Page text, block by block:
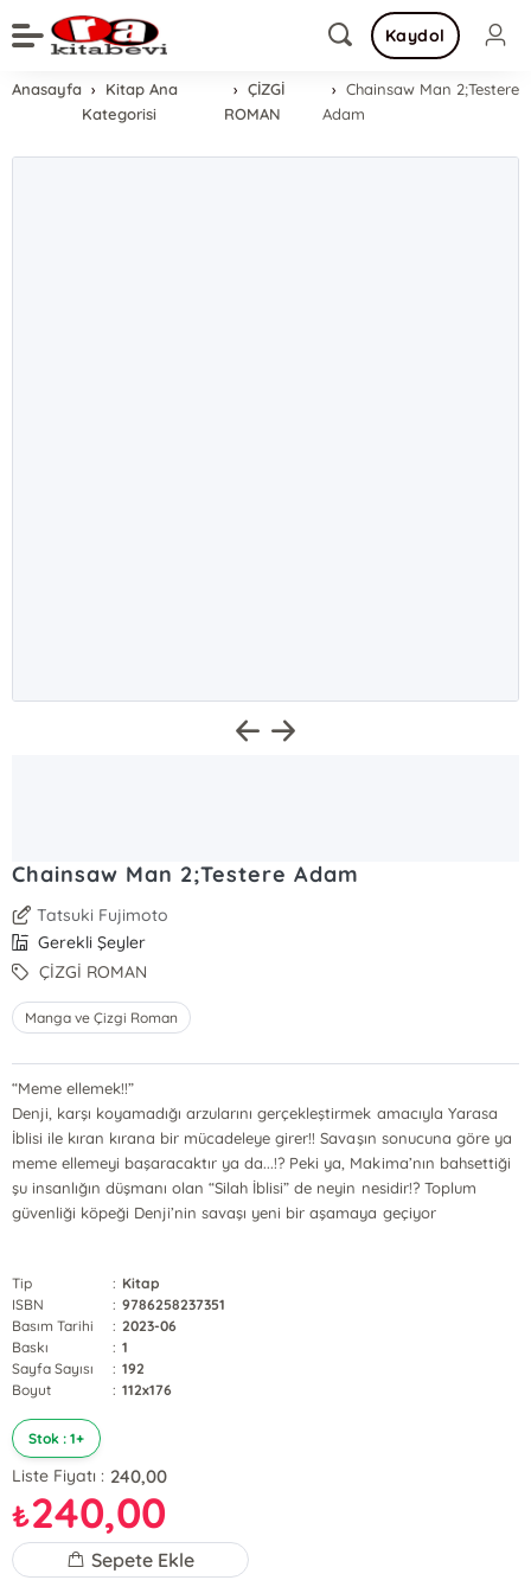
Kaydol
Anasayfa
Kitap Ana
Kategorisi
ÇİZGİ
ROMAN
Chainsaw Man 2;Testere
Adam
Chainsaw Man 2;Testere Adam
Tatsuki Fujimoto
Gerekli Şeyler
ÇİZGİ ROMAN
Manga ve Çizgi Roman
“Meme ellemek!!”
Denji, karşı koyamadığı arzularını gerçekleştirmek amacıyla Yarasa
İblisi ile kıran kırana bir mücadeleye girer!! Savaşın sonucuna göre ya
meme ellemeyi başaracaktır ya da...!? Peki ya, Makima’nın bahsettiği
şu insanlığın düşmanı olan “Silah İblisi” de neyin nesidir!? Toplum
güvenliği köpeği Denji’nin savaşı yeni bir aşamaya geçiyor
Tip : Kitap
ISBN
: 9786258237351
Basım Tarihi
: 2023-06
Baskı
: 1
Sayfa Sayısı
: 192
Boyut
: 112x176
Stok : 1+
Liste Fiyatı : 240,00
₺240,00
Sepete Ekle